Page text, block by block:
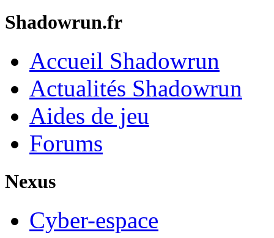
Shadowrun.fr
Accueil Shadowrun
Actualités Shadowrun
Aides de jeu
Forums
Nexus
Cyber-espace